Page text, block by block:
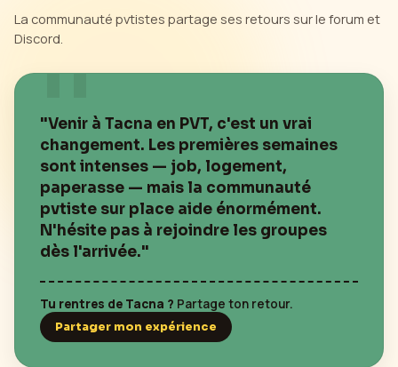
La communauté pvtistes partage ses retours sur le forum et
Discord.
"Venir à Tacna en PVT, c'est un vrai
changement. Les premières semaines
sont intenses — job, logement,
paperasse — mais la communauté
pvtiste sur place aide énormément.
N'hésite pas à rejoindre les groupes
dès l'arrivée."
Tu rentres de Tacna ? Partage ton retour.
Partager mon expérience